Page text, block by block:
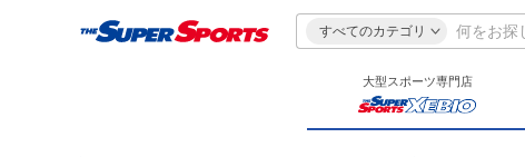
すべてのカテゴリ
大型スポーツ専門店